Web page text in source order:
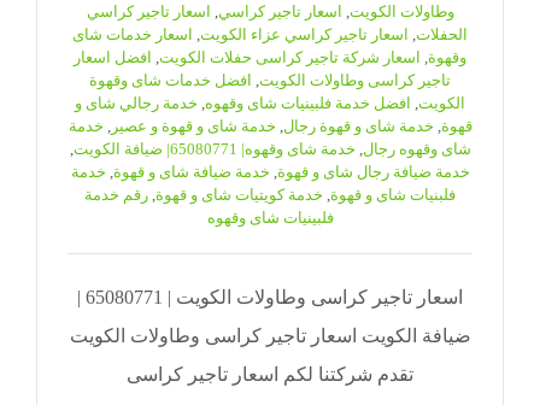
وطاولات الكويت, اسعار تاجير كراسي, اسعار تاجير كراسي
الحفلات, اسعار تاجير كراسي عزاء الكويت, اسعار خدمات شاى
وقهوة, اسعار شركة تاجير كراسى حفلات الكويت, افضل اسعار
تاجير كراسى وطاولات الكويت, افضل خدمات شاى وقهوة
الكويت, افضل خدمة فلبينيات شاى وقهوه, خدمة رجالي شاى و
قهوة, خدمة شاى و قهوة رجال, خدمة شاى و قهوة و عصير, خدمة
شاى وقهوه رجال, خدمة شاى وقهوه| 65080771| ضيافة الكويت
,
خدمة ضيافة رجال شاى و قهوة, خدمة ضيافة شاى و قهوة, خدمة
فلبنيات شاى و قهوة, خدمة كويتيات شاى و قهوة, رقم خدمة
فلبينيات شاى وقهوه
ضيافة الكويت اسعار تاجير كراسى وطاولات الكويت
تقدم شركتنا لكم اسعار تاجير كراسى